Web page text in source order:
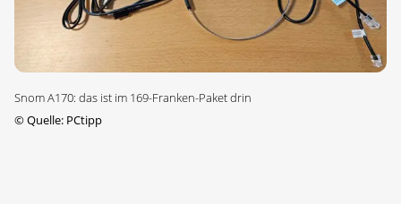
Snom A170: das ist im 169-Franken-Paket drin
©Quelle: PCtipp